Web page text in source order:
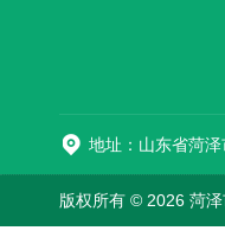
地址：山东省菏
版权所有 © 2026 菏